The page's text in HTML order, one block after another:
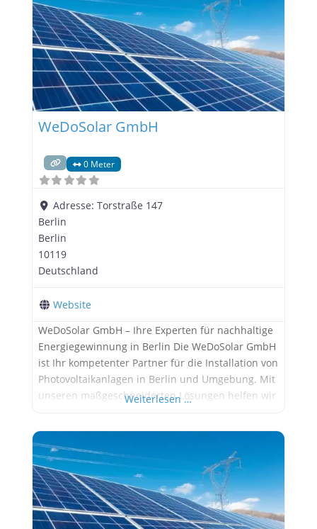
Effizienz und
WeDoSolar GmbH
0 Meter
Adresse:Torstraße 147
Berlin
Berlin
10119
Deutschland
Website
WeDoSolar GmbH – Ihre Experten für nachhaltige
Energiegewinnung in Berlin Die WeDoSolar GmbH
ist Ihr kompetenter Partner für die Installation von
Photovoltaikanlagen in Berlin und Umgebung. Mit
unseren maßgeschneiderten Lösungen helfen wir
Strom zu erzeugen und gleichzeitig Ihre
Energiekosten langfristig zu senken. Unsere Firma
mit Sitz in der Torstraße 147 in Berlin hat sich auf
Weiterlesen …